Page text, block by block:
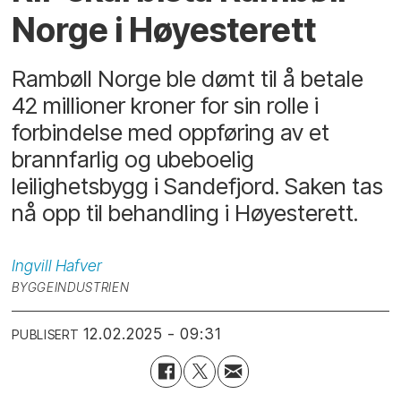
Norge i Høyesterett
Rambøll Norge ble dømt til å betale
42 millioner kroner for sin rolle i
forbindelse med oppføring av et
brannfarlig og ubeboelig
leilighetsbygg i Sandefjord. Saken tas
nå opp til behandling i Høyesterett.
Ingvill Hafver
BYGGEINDUSTRIEN
PUBLISERT 12.02.2025 - 09:31